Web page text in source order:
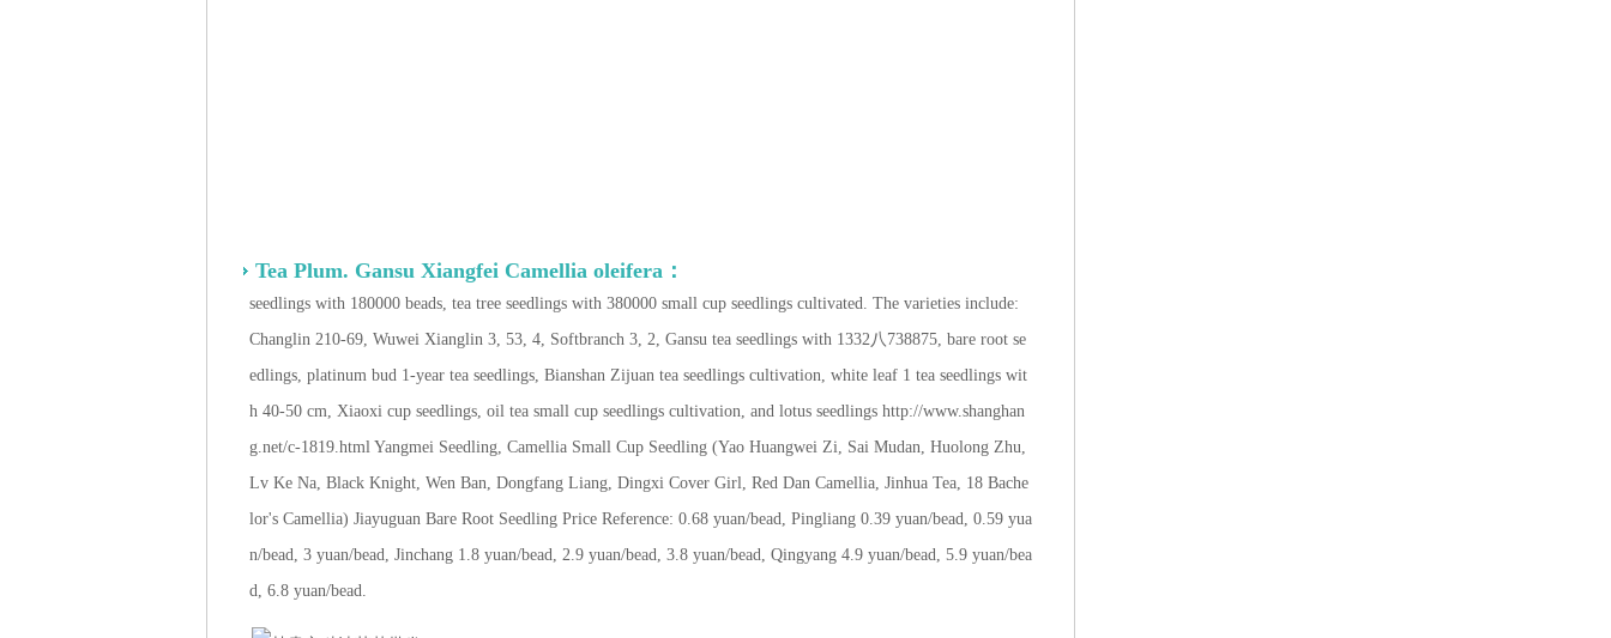
Tea Plum. Gansu Xiangfei Camellia oleifera：
seedlings with 180000 beads, tea tree seedlings with 380000 small cup seedlings cultivated. The varieties include:
Changlin 210-69, Wuwei Xianglin 3, 53, 4, Softbranch 3, 2, Gansu tea seedlings with 1332八738875, bare root se
edlings, platinum bud 1-year tea seedlings, Bianshan Zijuan tea seedlings cultivation, white leaf 1 tea seedlings wit
h 40-50 cm, Xiaoxi cup seedlings, oil tea small cup seedlings cultivation, and lotus seedlings http://www.shanghan
g.net/c-1819.html Yangmei Seedling, Camellia Small Cup Seedling (Yao Huangwei Zi, Sai Mudan, Huolong Zhu,
Lv Ke Na, Black Knight, Wen Ban, Dongfang Liang, Dingxi Cover Girl, Red Dan Camellia, Jinhua Tea, 18 Bache
lor's Camellia) Jiayuguan Bare Root Seedling Price Reference: 0.68 yuan/bead, Pingliang 0.39 yuan/bead, 0.59 yua
n/bead, 3 yuan/bead, Jinchang 1.8 yuan/bead, 2.9 yuan/bead, 3.8 yuan/bead, Qingyang 4.9 yuan/bead, 5.9 yuan/bea
d, 6.8 yuan/bead.